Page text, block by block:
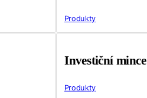
Produkty
Investiční mince
Produkty